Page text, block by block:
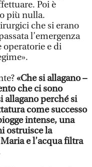
Poi è
più nulla.
che si erano
l’emergenza
operatorie e di
«Che si allagano –
che ci sono
perché si
come successo
intense, una
ostruisce la
e l’acqua filtra